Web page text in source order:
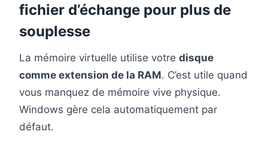
fichier d’échange pour plus de
souplesse
La mémoire virtuelle utilise votre disque
comme extension de la RAM. C’est utile quand
vous manquez de mémoire vive physique.
Windows gère cela automatiquement par
défaut.